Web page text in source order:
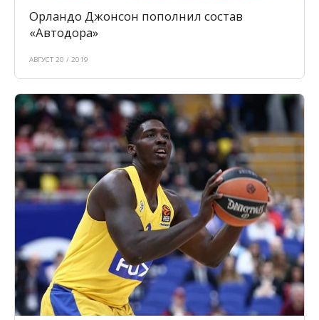
Орландо Джонсон пополнил состав
«Автодора»
АВГУСТ 20 / 2019